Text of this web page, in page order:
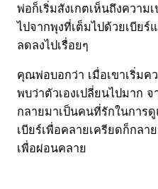
พ่อก็เริ่มสังเกตเห็นถึงควา
ไปจากพุงที่เต็มไปด้วยเบียร์
ลดลงไปเรื่อยๆ
คุณพ่อบอกว่า เมื่อเขาเริ่มค
พบว่าตัวเองเปลี่ยนไปมาก
กลายมาเป็นคนที่รักในกา
เบียร์เพื่อคลายเครียดก็กล
เพื่อผ่อนคลาย